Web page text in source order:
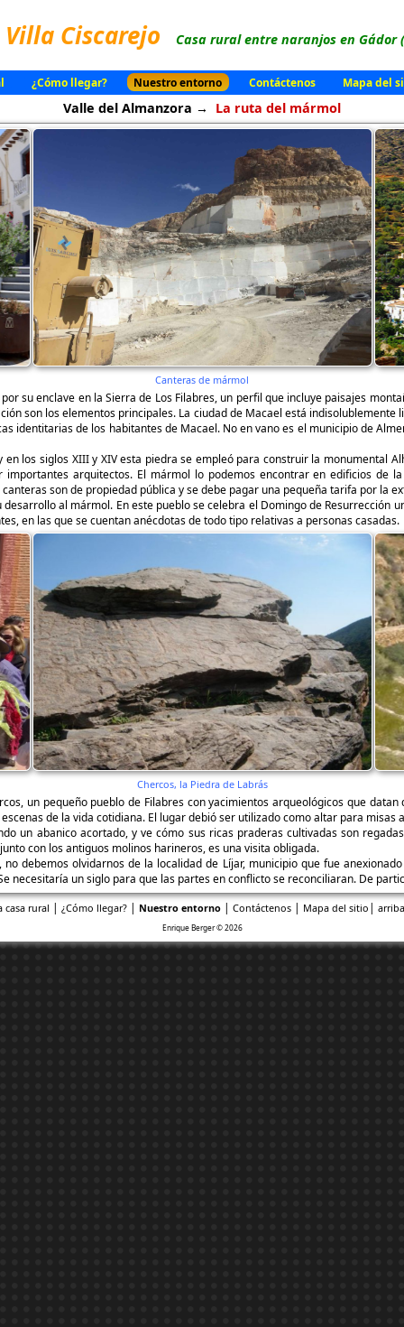
Villa Ciscarejo Casa rural entre naranjos en Gádor
¿Cómo llegar? Nuestro entorno Contáctenos Mapa del
Valle del Almanzora → La ruta del mármol
Canteras de mármol
su enclave en la Sierra de Los Filabres, un perfil que incluye paisajes
son los elementos principales. La ciudad de Macael está
identitarias de los habitantes de Macael. No en vano es el municipio de
los siglos XIII y XIV esta piedra se empleó para construir la monumental
arquitectos. El mármol lo podemos encontrar en edificios de
son de propiedad pública y se debe pagar una pequeña tarifa por la
al mármol. En este pueblo se celebra el Domingo de Resurrección
en las que se cuentan anécdotas de todo tipo relativas a personas casadas.
Chercos, la Piedra de Labrás
un pequeño pueblo de Filabres con yacimientos arqueológicos que
de la vida cotidiana. El lugar debió ser utilizado como altar para misas
un abanico acortado, y ve cómo sus ricas praderas cultivadas son
con los antiguos molinos harineros, es una visita obligada.
debemos olvidarnos de la localidad de Líjar, municipio que fue
necesitaría un siglo para que las partes en conflicto se reconciliaran. De
casa rural | ¿Cómo llegar?| Nuestro entorno| Contáctenos| Mapa del sitio |
Enrique Berger © 2026